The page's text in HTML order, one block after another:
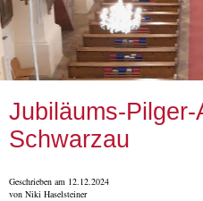
Jubiläums-
Schwarzau
Geschrieben am 12.12.2024
von Niki Haselsteiner